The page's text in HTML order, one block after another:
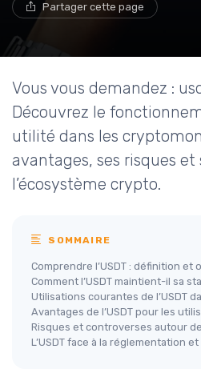
Partager cette page
Vous vous demandez :
Découvrez le
utilité dans les
avantages, ses risques et
l’écosystème crypto.
SOMMAIRE
Comprendre l’USDT : définition et
Comment l’USDT maintient-il sa
Utilisations courantes de l’USDT
Avantages de l’USDT pour les
Risques et controverses autour de
L’USDT face à la réglementation